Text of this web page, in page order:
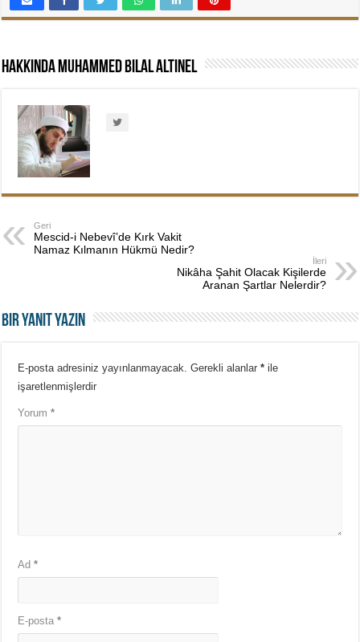
Hakkında Muhammed Bilal Altınel
Geri
Mescid-i Nebevî’de Kırk Vakit
Namaz Kılmanın Hükmü Nedir?
İleri
Nikâha Şahit Olacak Kişilerde
Aranan Şartlar Nelerdir?
Bir yanıt yazın
E-posta adresiniz yayınlanmayacak. Gerekli alanlar* ile
işaretlenmişlerdir
Yorum*
Ad*
E-posta*